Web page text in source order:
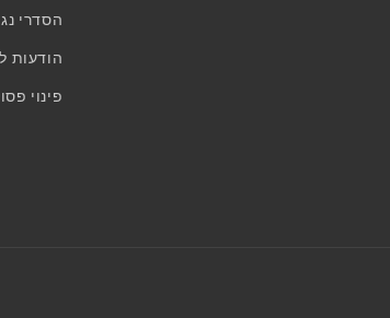
הסדרי
הודעות
פינוי